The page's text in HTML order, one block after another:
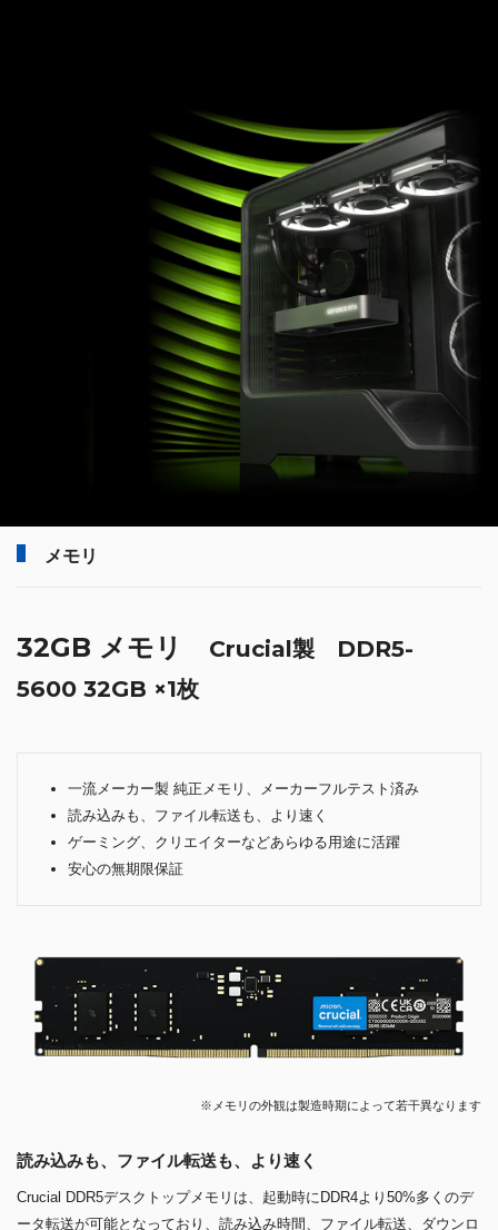
メモリ
32GB メモリ
Crucial製 DDR5-
5600 32GB ×1枚
一流メーカー製 純正メモリ、メーカーフルテスト済み
読み込みも、ファイル転送も、より速く
ゲーミング、クリエイターなどあらゆる用途に活躍
安心の無期限保証
※メモリの外観は製造時期によって若干異なります
読み込みも、ファイル転送も、より速く
Crucial DDR5デスクトップメモリは、起動時にDDR4より50%多くのデ
ータ転送が可能となっており、読み込み時間、ファイル転送、ダウンロ